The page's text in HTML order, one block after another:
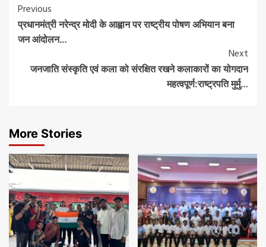
Post
Navigation
Previous
प्रधानमंत्री नरेन्द्र मोदी के आह्वान पर राष्ट्रीय पोषण अभियान बना
जन आंदोलन…
Next
जनजाति संस्कृति एवं कला को संरक्षित रखने कलाकारों का योगदान
महत्वपूर्ण:राष्ट्रपति मुर्मु…
More Stories